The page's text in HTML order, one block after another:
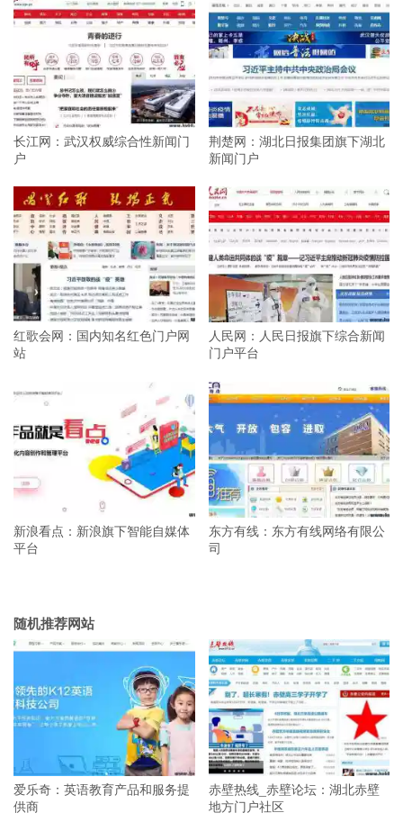
长江网：武汉权威综合性新闻门
户
荆楚网：湖北日报集团旗下湖北
新闻门户
红歌会网：国内知名红色门户网
站
人民网：人民日报旗下综合新闻
门户平台
新浪看点：新浪旗下智能自媒体
平台
东方有线：东方有线网络有限公
司
随机推荐网站
爱乐奇：英语教育产品和服务提
供商
赤壁热线_赤壁论坛：湖北赤壁
地方门户社区